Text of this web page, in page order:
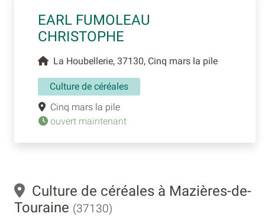
EARL FUMOLEAU
CHRISTOPHE
La Houbellerie, 37130, Cinq mars la pile
Culture de céréales
Cinq mars la pile
ouvert maintenant
Culture de céréales à Mazières-de-
Touraine (37130)